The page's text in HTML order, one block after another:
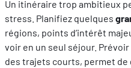
Un itinéraire trop ambitieux
stress. Planifiez quelques
régions, points d’intérêt
voir en un seul séjour.
des trajets courts, permet de